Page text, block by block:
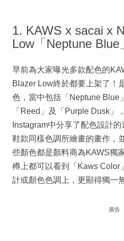
1. KAWS x sacai x
Low「Neptune Blue
早前為大家曝光多款配色的
Blazer Low終於都要上架了！
色，當中包括「Neptune Blue
「Reed」及「Purple Dusk」
Instagram中分享了配色設計
鞋款同樣色調所繪畫的畫作，
些顏色都是顏料商為KAWS獨
樽上都可以看到「Kaws Color
計或顏色色調上，更顯得獨一
廣告